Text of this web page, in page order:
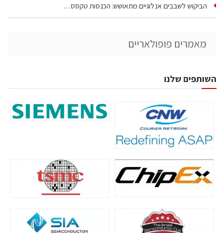
הביקוש לשבבים אנלוגיים מתאושש: הכנסות טקסס…
מאמרים פופולאריים
השותפים שלנו